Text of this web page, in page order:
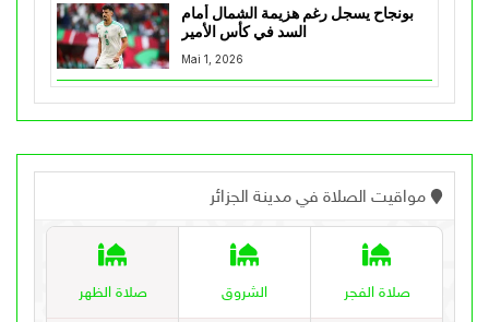
بونجاح يسجل رغم هزيمة الشمال أمام
السد في كأس الأمير
Mai 1, 2026